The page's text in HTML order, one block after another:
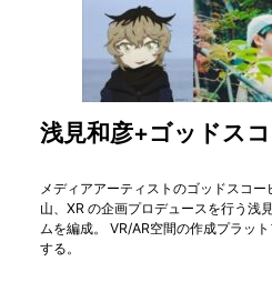
浅見和彦+ゴッドス
メディアアーティストのゴッドスコ
山、XR の企画プロデュースを行う浅
ムを編成。 VR/AR空間の作成プラッ
する。